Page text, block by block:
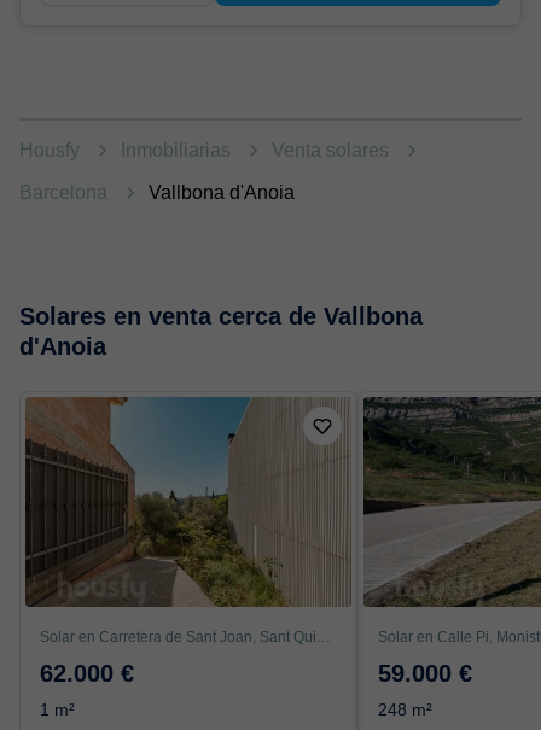
Housfy Inmobiliarias Venta solares
Barcelona Vallbona d'Anoia
Solares en venta cerca de Vallbona
d'Anoia
Solar en Carretera de Sant Joan, Sant Quintí de Mediona
62.000 €
1 m²
Solar en Calle Pi,
59.000 €
248 m²